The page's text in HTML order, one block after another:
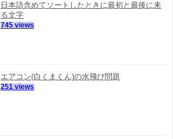
日本語含めてソートしたときに最初と最後に来
る文字
745 views
エアコン(白くまくん)の水飛び問題
251 views